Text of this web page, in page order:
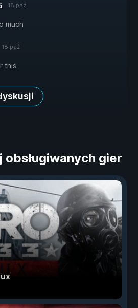
18 paź
much
18 paź
this
gier